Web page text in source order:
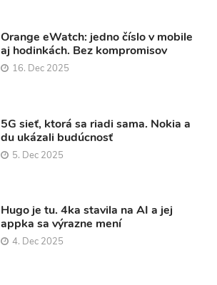
Orange eWatch: jedno číslo v mobile
aj hodinkách. Bez kompromisov
16. Dec 2025
5G sieť, ktorá sa riadi sama. Nokia a
du ukázali budúcnosť
5. Dec 2025
Hugo je tu. 4ka stavila na AI a jej
appka sa výrazne mení
4. Dec 2025